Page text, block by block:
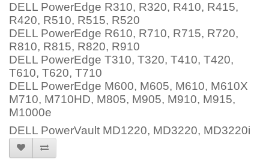
DELL PowerEdge R310, R320, R410, R415,
R420, R510, R515, R520
DELL PowerEdge R610, R710, R715, R720,
R810, R815, R820, R910
DELL PowerEdge T310, T320, T410, T420,
T610, T620, T710
DELL PowerEdge M600, M605, M610, M610X
M710, M710HD, M805, M905, M910, M915,
M1000e
DELL PowerVault MD1220, MD3220, MD3220i